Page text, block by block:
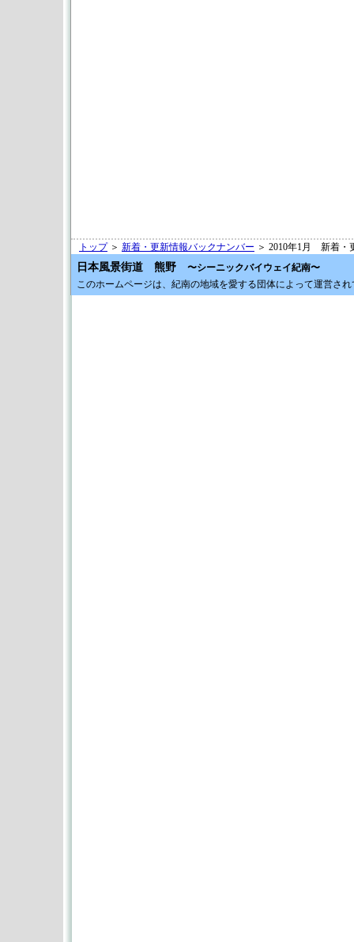
トップ＞ 新着・更新情報バックナンバー ＞ 2010年1月 新着・
日本風景街道 熊野 〜シーニックバイウェイ紀南〜
このホームページは、紀南の地域を愛する団体によって運営さ